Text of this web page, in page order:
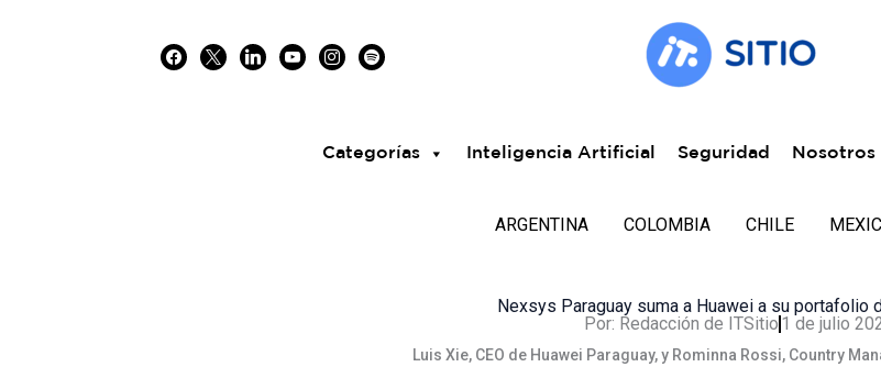
Categorías Inteligencia Artificial Seguridad Nosotros
ARGENTINA COLOMBIA CHILE
Nexsys Paraguay suma a Huawei a su portafolio
Por: Redacción de ITSitio 1 de julio
Luis Xie, CEO de Huawei Paraguay, y Rominna Rossi, Country